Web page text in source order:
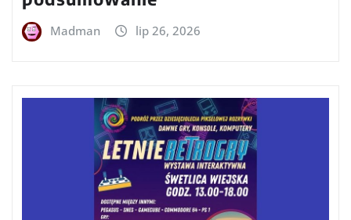
Madman lip 26, 2026